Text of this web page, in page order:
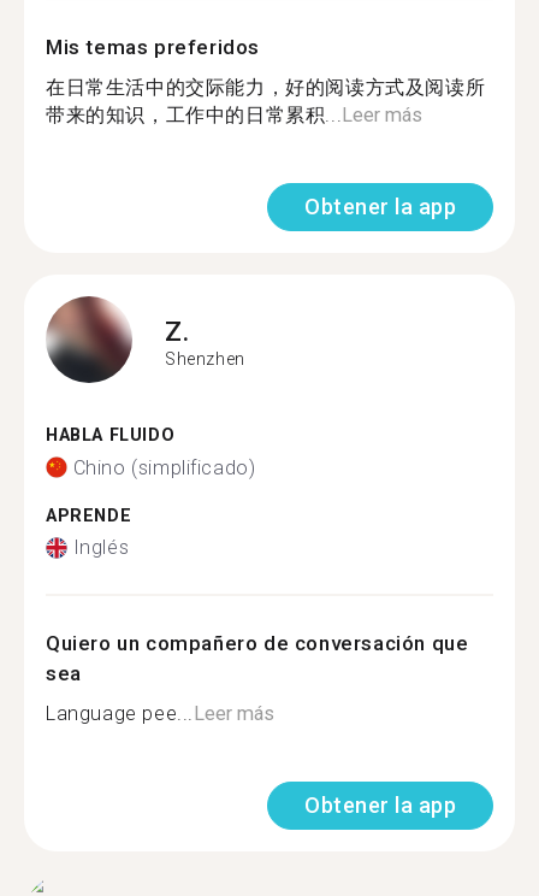
Mis temas preferidos
在日常生活中的交际能力，好的阅读方式及阅读所
带来的知识，工作中的日常累积...Leer más
Obtener la app
Z.
Shenzhen
HABLA FLUIDO
Chino (simplificado)
APRENDE
Inglés
Quiero un compañero de conversación que
sea
Language pee...Leer más
Obtener la app